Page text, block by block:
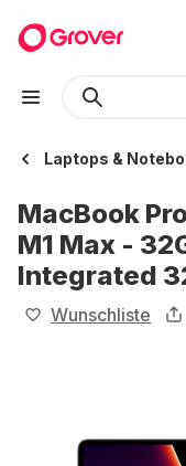
Laptops &
MacBook
M1 Max -
Integrated
Wunschliste